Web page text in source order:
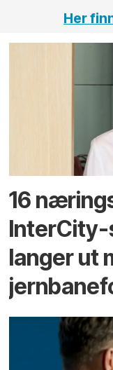
Her
16
langer ut